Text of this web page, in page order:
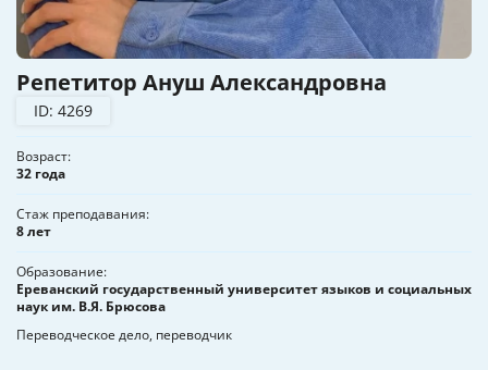
Репетитор Ануш Александровна
ID: 4269
Возраст
32 года
Стаж преподавания
8 лет
Образование
Ереванский государственный университет языков и социальных
наук им. В.Я. Брюсова
Переводческое дело, переводчик